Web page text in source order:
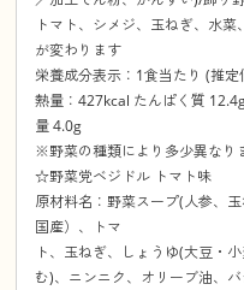
トマト、シメジ、玉ねぎ、水
が変わります
栄養成分表示：1食当たり (推定
熱量：427kcal たんぱく質
量 4.0g
※野菜の種類により多少異なり
☆野菜党ベジドル トマト味
原材料名：野菜スープ(人参、
国産）、トマ
ト、玉ねぎ、しょうゆ(大豆・
む)、ニンニク、オリーブ油、